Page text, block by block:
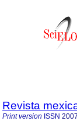
Revista
Print version ISSN